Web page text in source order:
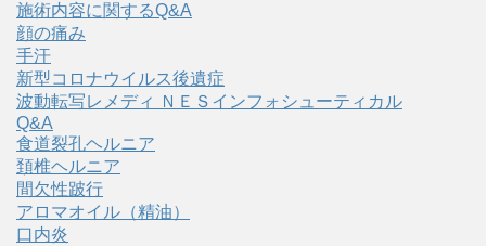
施術内容に関するQ&A
顔の痛み
手汗
新型コロナウイルス後遺症
波動転写レメディ ＮＥＳインフォシューティカル
Q&A
食道裂孔ヘルニア
頚椎ヘルニア
間欠性跛行
アロマオイル（精油）
口内炎